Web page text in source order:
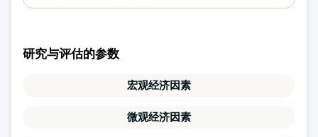
研究与评估的参数
宏观经济因素
微观经济因素